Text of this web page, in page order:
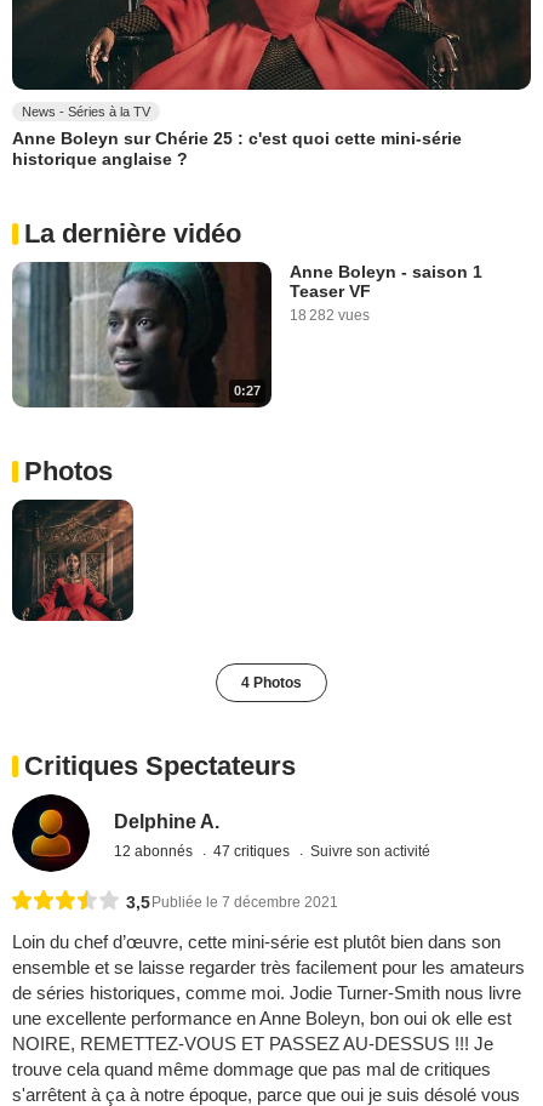
News - Séries à la TV
Anne Boleyn sur Chérie 25 : c'est quoi cette mini-série
historique anglaise ?
La dernière vidéo
0:27
Anne Boleyn - saison 1
Teaser VF
18 282 vues
Photos
4 Photos
Critiques Spectateurs
Delphine A.
12 abonnés 47 critiques Suivre son activité
3,5Publiée le 7 décembre 2021
Loin du chef d’œuvre, cette mini-série est plutôt bien dans son
ensemble et se laisse regarder très facilement pour les amateurs
de séries historiques, comme moi. Jodie Turner-Smith nous livre
une excellente performance en Anne Boleyn, bon oui ok elle est
NOIRE, REMETTEZ-VOUS ET PASSEZ AU-DESSUS !!! Je
trouve cela quand même dommage que pas mal de critiques
s'arrêtent à ça à notre époque, parce que oui je suis désolé vous